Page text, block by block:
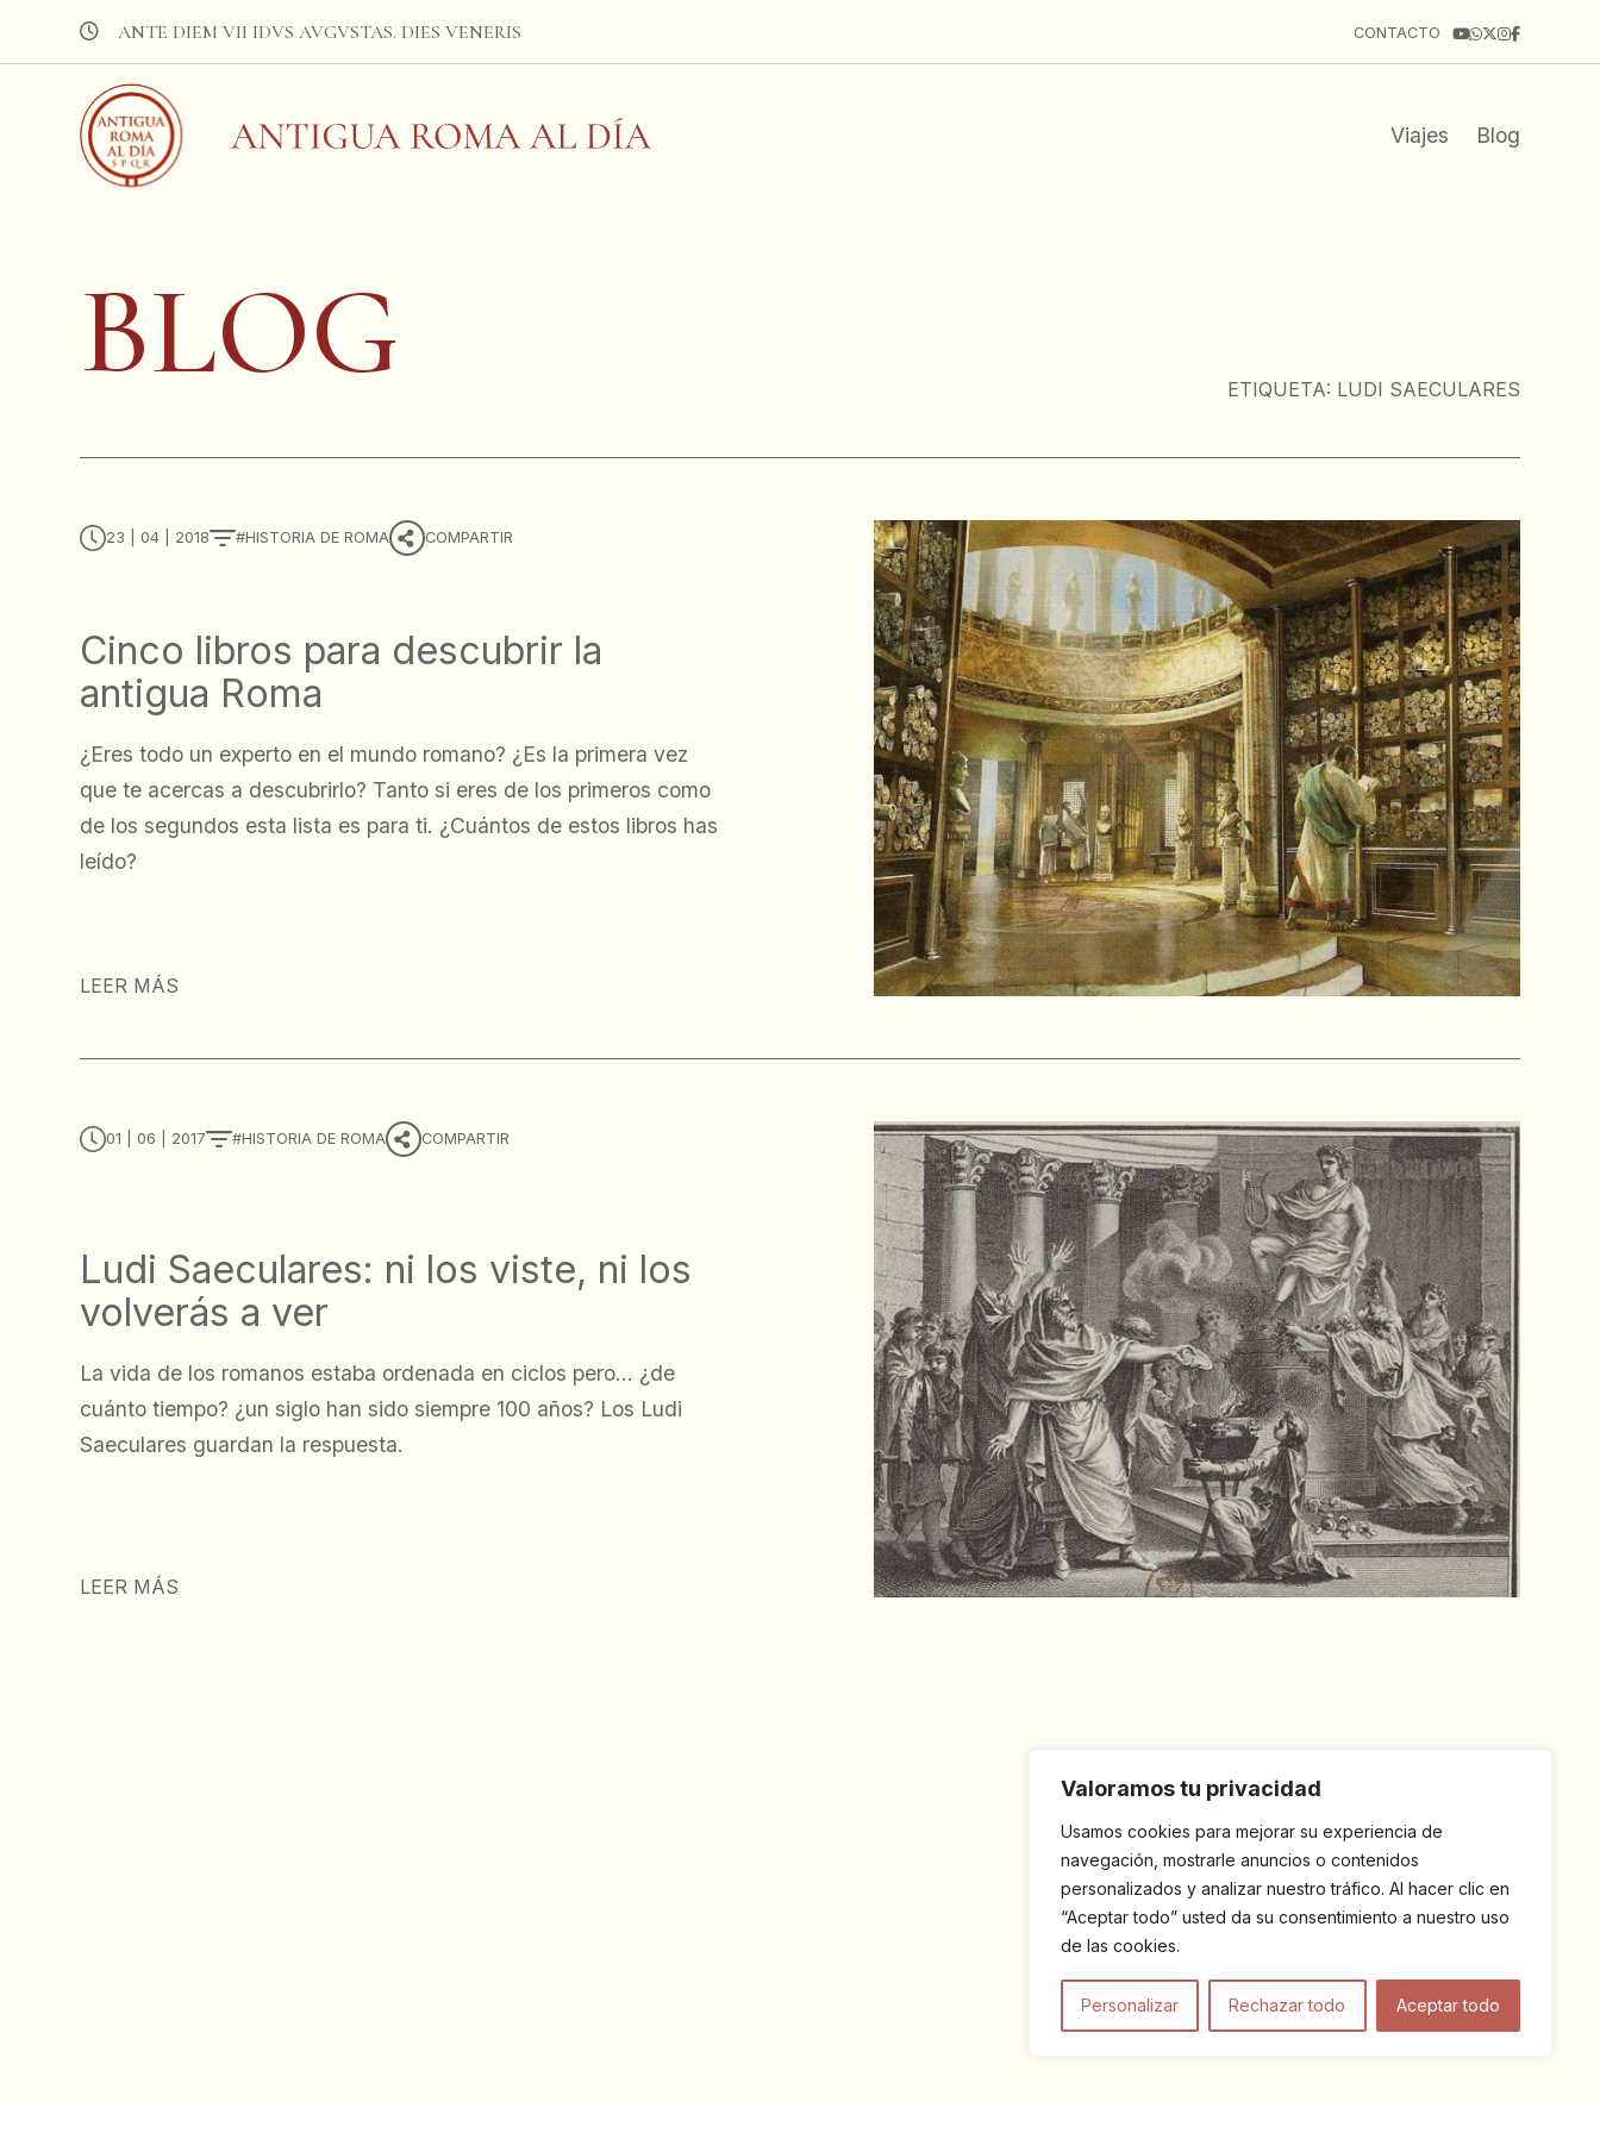
Valoramos tu privacidad
Usamos cookies para mejorar su experiencia de
navegación, mostrarle anuncios o contenidos
personalizados y analizar nuestro tráfico. Al hacer clic en
“Aceptar todo” usted da su consentimiento a nuestro uso
de las cookies.
Personalizar Rechazar todo Aceptar todo
ANTE DIEM VII IDVS AVGVSTAS. DIES VENERIS CONTACTO
Viajes Blog
BLOG ETIQUETA: LUDI SAECULARES
23 | 04 | 2018 HISTORIA DE ROMA COMPARTIR
Cinco libros para descubrir la
antigua Roma
¿Eres todo un experto en el mundo romano? ¿Es la primera vez
que te acercas a descubrirlo? Tanto si eres de los primeros como
de los segundos esta lista es para ti. ¿Cuántos de estos libros has
leído?
LEER MÁS
01 | 06 | 2017 HISTORIA DE ROMA COMPARTIR
Ludi Saeculares: ni los viste, ni los
volverás a ver
La vida de los romanos estaba ordenada en ciclos pero... ¿de
cuánto tiempo? ¿un siglo han sido siempre 100 años? Los Ludi
Saeculares guardan la respuesta.
LEER MÁS